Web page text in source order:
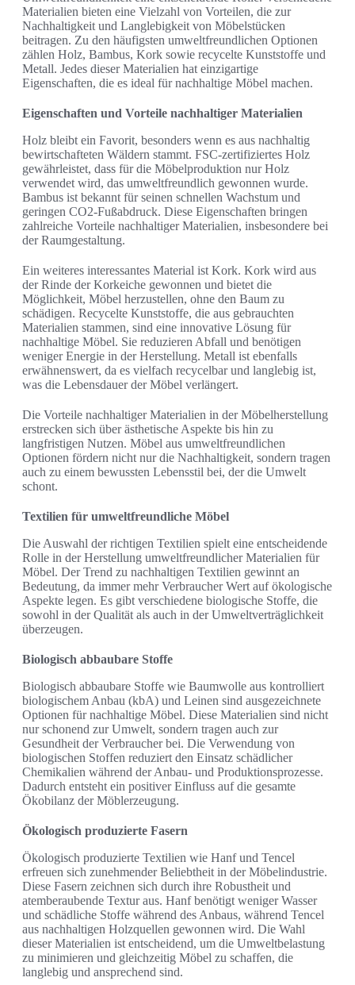
Materialien bieten eine Vielzahl von Vorteilen, die zur
Nachhaltigkeit und Langlebigkeit von Möbelstücken
beitragen. Zu den häufigsten umweltfreundlichen Optionen
zählen Holz, Bambus, Kork sowie recycelte Kunststoffe und
Metall. Jedes dieser Materialien hat einzigartige
Eigenschaften, die es ideal für nachhaltige Möbel machen.
Eigenschaften und Vorteile nachhaltiger Materialien
Holz bleibt ein Favorit, besonders wenn es aus nachhaltig
bewirtschafteten Wäldern stammt. FSC-zertifiziertes Holz
gewährleistet, dass für die Möbelproduktion nur Holz
verwendet wird, das umweltfreundlich gewonnen wurde.
Bambus ist bekannt für seinen schnellen Wachstum und
geringen CO2-Fußabdruck. Diese Eigenschaften bringen
zahlreiche Vorteile nachhaltiger Materialien, insbesondere bei
der Raumgestaltung.
Ein weiteres interessantes Material ist Kork. Kork wird aus
der Rinde der Korkeiche gewonnen und bietet die
Möglichkeit, Möbel herzustellen, ohne den Baum zu
schädigen. Recycelte Kunststoffe, die aus gebrauchten
Materialien stammen, sind eine innovative Lösung für
nachhaltige Möbel. Sie reduzieren Abfall und benötigen
weniger Energie in der Herstellung. Metall ist ebenfalls
erwähnenswert, da es vielfach recycelbar und langlebig ist,
was die Lebensdauer der Möbel verlängert.
Die Vorteile nachhaltiger Materialien in der Möbelherstellung
erstrecken sich über ästhetische Aspekte bis hin zu
langfristigen Nutzen. Möbel aus umweltfreundlichen
Optionen fördern nicht nur die Nachhaltigkeit, sondern tragen
auch zu einem bewussten Lebensstil bei, der die Umwelt
schont.
Textilien für umweltfreundliche Möbel
Die Auswahl der richtigen Textilien spielt eine entscheidende
Rolle in der Herstellung umweltfreundlicher Materialien für
Möbel. Der Trend zu nachhaltigen Textilien gewinnt an
Bedeutung, da immer mehr Verbraucher Wert auf ökologische
Aspekte legen. Es gibt verschiedene biologische Stoffe, die
sowohl in der Qualität als auch in der Umweltverträglichkeit
überzeugen.
Biologisch abbaubare Stoffe
Biologisch abbaubare Stoffe wie Baumwolle aus kontrolliert
biologischem Anbau (kbA) und Leinen sind ausgezeichnete
Optionen für nachhaltige Möbel. Diese Materialien sind nicht
nur schonend zur Umwelt, sondern tragen auch zur
Gesundheit der Verbraucher bei. Die Verwendung von
biologischen Stoffen reduziert den Einsatz schädlicher
Chemikalien während der Anbau- und Produktionsprozesse.
Dadurch entsteht ein positiver Einfluss auf die gesamte
Ökobilanz der Möblerzeugung.
Ökologisch produzierte Fasern
Ökologisch produzierte Textilien wie Hanf und Tencel
erfreuen sich zunehmender Beliebtheit in der Möbelindustrie.
Diese Fasern zeichnen sich durch ihre Robustheit und
atemberaubende Textur aus. Hanf benötigt weniger Wasser
und schädliche Stoffe während des Anbaus, während Tencel
aus nachhaltigen Holzquellen gewonnen wird. Die Wahl
dieser Materialien ist entscheidend, um die Umweltbelastung
zu minimieren und gleichzeitig Möbel zu schaffen, die
langlebig und ansprechend sind.